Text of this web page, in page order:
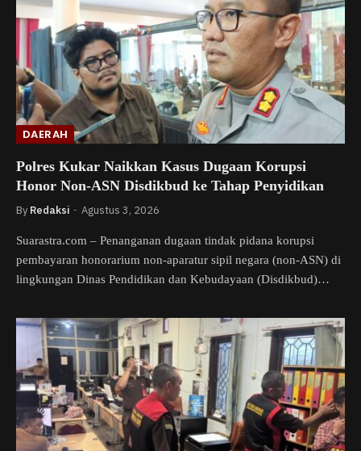
DAERAH
Polres Kukar Naikkan Kasus Dugaan Korupsi
Honor Non-ASN Disdikbud ke Tahap Penyidikan
By Redaksi Agustus 3, 2026
Suarastra.com – Penanganan dugaan tindak pidana korupsi
pembayaran honorarium non-aparatur sipil negara (non-ASN) di
lingkungan Dinas Pendidikan dan Kebudayaan (Disdikbud)…